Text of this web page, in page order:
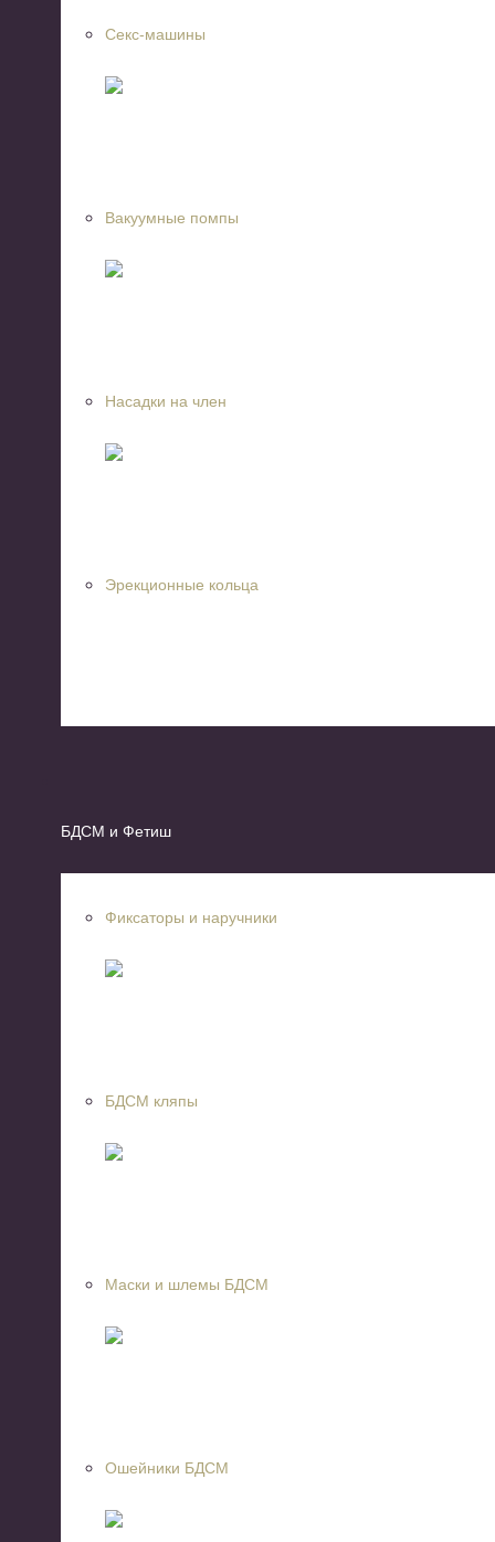
Секс-машины
Вакуумные помпы
Насадки на член
Эрекционные кольца
БДСМ и Фетиш
Фиксаторы и наручники
БДСМ кляпы
Маски и шлемы БДСМ
Ошейники БДСМ